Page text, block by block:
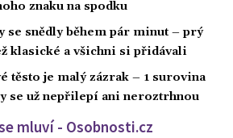
znaku na spodku
se snědly během pár minut – prý
klasické a všichni si přidávali
těsto je malý zázrak – 1 surovina
se už nepřilepí ani neroztrhnou
mluví - Osobnosti.cz